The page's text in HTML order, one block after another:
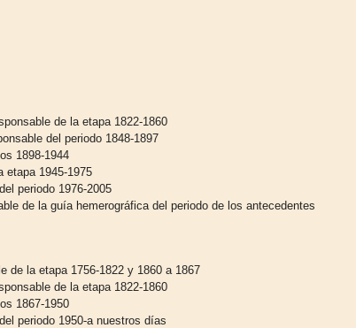
de la etapa 1822-1860
del periodo 1848-1897
1898-1944
etapa 1945-1975
periodo 1976-2005
de la guía hemerográfica del periodo de los antecedentes
de la etapa 1756-1822 y 1860 a 1867
de la etapa 1822-1860
1867-1950
periodo 1950-a nuestros días